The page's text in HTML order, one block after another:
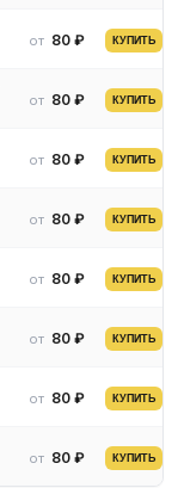
от 80 ₽ КУПИТЬ
от 80 ₽ КУПИТЬ
от 80 ₽ КУПИТЬ
от 80 ₽ КУПИТЬ
от 80 ₽ КУПИТЬ
от 80 ₽ КУПИТЬ
от 80 ₽ КУПИТЬ
от 80 ₽ КУПИТЬ